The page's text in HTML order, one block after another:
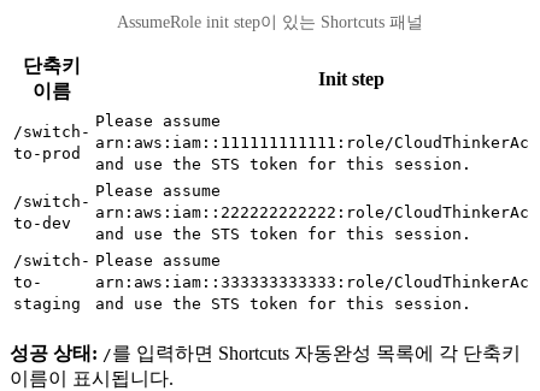
AssumeRole init step이 있는 Shortcuts 패널
단축키
이름
Init step
/switch-
to-prod
Please assume
arn:aws:iam::111111111111:role/
and use the STS token for this session.
/switch-
to-dev
Please assume
arn:aws:iam::222222222222:role/
and use the STS token for this session.
/switch-
to-
staging
Please assume
arn:aws:iam::333333333333:role/
and use the STS token for this session.
성공 상태: /를 입력하면 Shortcuts 자동완성 목록에 각 단축키
이름이 표시됩니다.